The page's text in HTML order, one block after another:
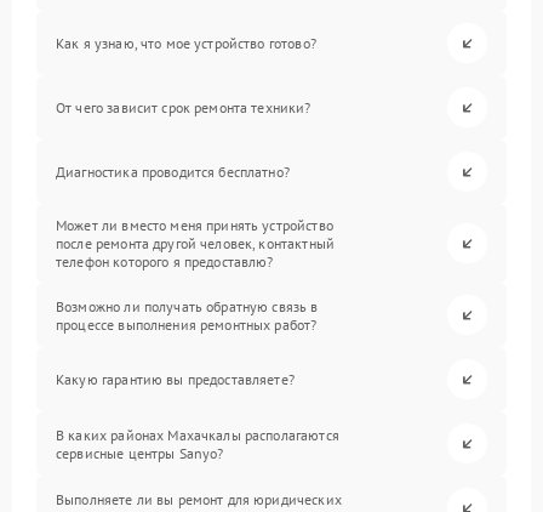
Как я узнаю, что мое устройство готово?
От чего зависит срок ремонта техники?
Диагностика проводится бесплатно?
Может ли вместо меня принять устройство
после ремонта другой человек, контактный
телефон которого я предоставлю?
Возможно ли получать обратную связь в
процессе выполнения ремонтных работ?
Какую гарантию вы предоставляете?
В каких районах Махачкалы располагаются
сервисные центры Sanyo?
Выполняете ли вы ремонт для юридических